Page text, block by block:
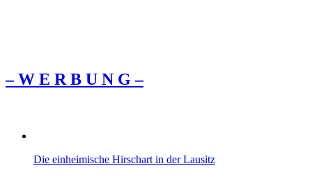
– W Ε R Β U Ν G –
Die einheimische Hirschart in der Lausitz